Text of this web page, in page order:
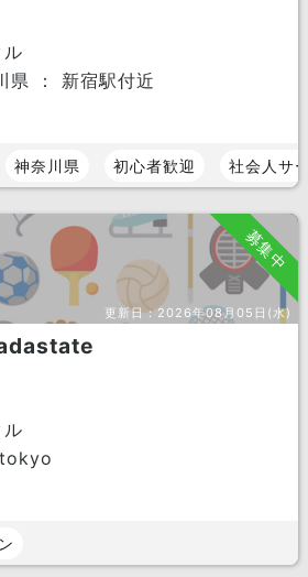
県 ： 新宿駅付近
神奈川県 初心者歓迎 社会人サ
募集中
更新日：2026年08月05日(水)